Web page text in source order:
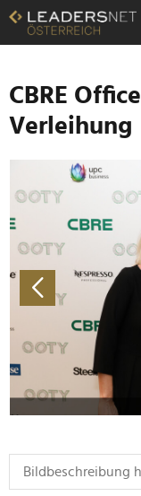
Zum
Inhalt
Zur
Navigation
Zur
Hauptnavigation
CBRE
Verleihung